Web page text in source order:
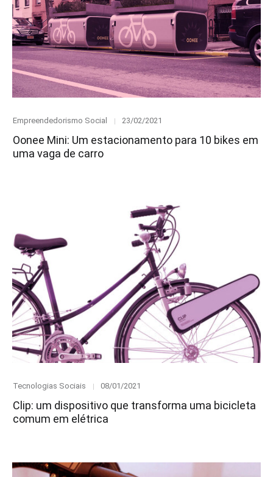
Category
Empreendedorismo Social
Posted
23/02/2021
Oonee Mini: Um estacionamento para 10 bikes em
uma vaga de carro
Category
Tecnologias Sociais
Posted
08/01/2021
Clip: um dispositivo que transforma uma bicicleta
comum em elétrica